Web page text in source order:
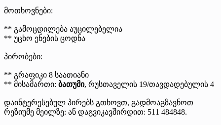
მოთხოვნები:
** გამოცდილება აუცილებელია
** უცხო ენების ცოდნა
პირობები:
** გრაფიკი 8 საათიანი
** მისამართი: ბათუმი, რუსთაველის 19/თავდადებულის 4
დაინტერესებულ პირებს გთხოვთ, გადმოაგზავნოთ
რეზიუმე მეილზე: ან დაგვიკავშირდით: 511 484848.